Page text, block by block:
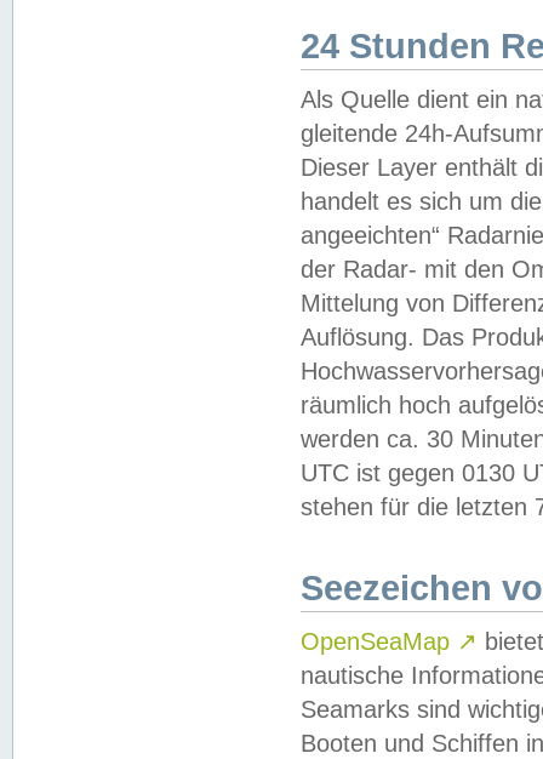
24 Stunden
Als Quelle dient ein
gleitende 24h-
Dieser Layer enthält
handelt es sich um
angeeichten“
der Radar- mit den
Mittelung von
Auflösung. Das
räumlich hoch
werden ca. 30
UTC ist gegen 0130
stehen für die letzten
Seezeichen
OpenSeaMap ↗
nautische
Seamarks sind
Booten und Schiffen